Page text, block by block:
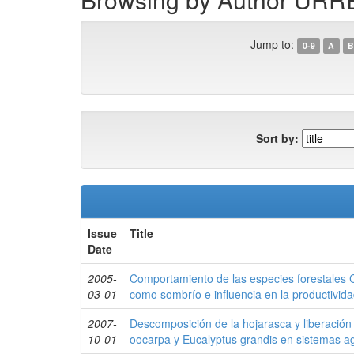
Jump to: 0-9 A B
Sort by:
Issue
Date
Title
2005-
03-01
Comportamiento de las especies forestales
como sombrío e influencia en la
2007-
10-01
Descomposición de la hojarasca y
oocarpa y Eucalyptus grandis en sistemas